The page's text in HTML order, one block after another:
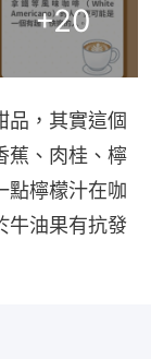
+20
品，其實這個
蕉、肉桂、檸
點檸檬汁在咖
牛油果有抗發